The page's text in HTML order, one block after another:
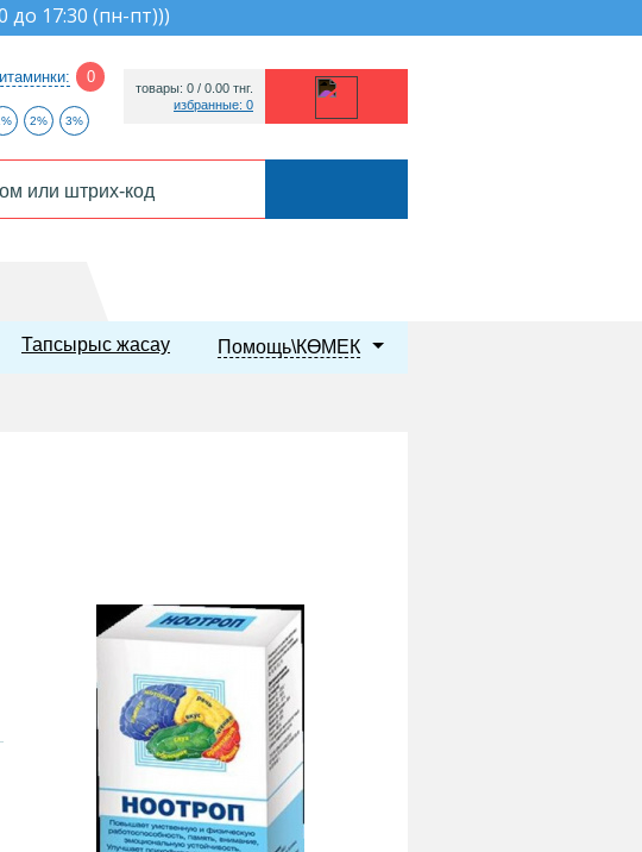
до 17:30 (пн-пт)))
0
2% 3%
товары: 0 / 0.00 тнг.
избранные: 0
Помощь\КӨМЕК
Тапсырыс жасау